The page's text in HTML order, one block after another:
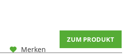
ZUM PRODUKT
Merken